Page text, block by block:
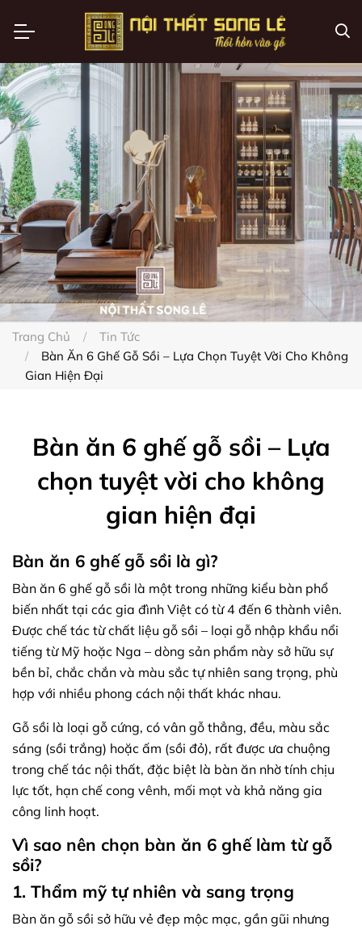
Trang Chủ
Tin Tức
Bàn Ăn 6 Ghế Gỗ Sồi – Lựa Chọn Tuyệt Vời Cho Không
Gian Hiện Đại
Bàn ăn 6 ghế gỗ sồi – Lựa
chọn tuyệt vời cho không
gian hiện đại
Bàn ăn 6 ghế gỗ sồi là gì?
Bàn ăn 6 ghế gỗ sồi là một trong những kiểu bàn phổ
biến nhất tại các gia đình Việt có từ 4 đến 6 thành viên.
Được chế tác từ chất liệu gỗ sồi – loại gỗ nhập khẩu nổi
tiếng từ Mỹ hoặc Nga – dòng sản phẩm này sở hữu sự
bền bỉ, chắc chắn và màu sắc tự nhiên sang trọng, phù
hợp với nhiều phong cách nội thất khác nhau.
Gỗ sồi là loại gỗ cứng, có vân gỗ thẳng, đều, màu sắc
sáng (sồi trắng) hoặc ấm (sồi đỏ), rất được ưa chuộng
trong chế tác nội thất, đặc biệt là bàn ăn nhờ tính chịu
lực tốt, hạn chế cong vênh, mối mọt và khả năng gia
công linh hoạt.
Vì sao nên chọn bàn ăn 6 ghế làm từ gỗ
sồi?
1. Thẩm mỹ tự nhiên và sang trọng
Bàn ăn gỗ sồi sở hữu vẻ đẹp mộc mạc, gần gũi nhưng